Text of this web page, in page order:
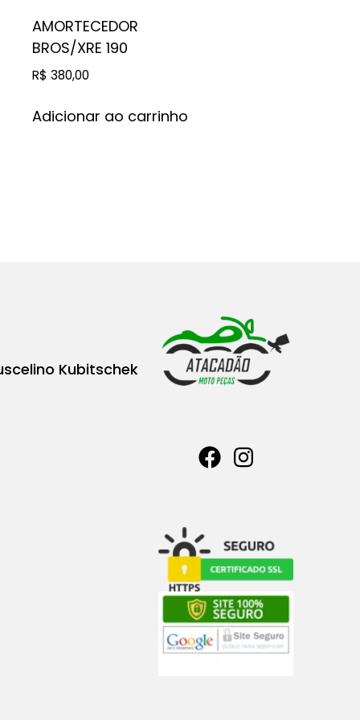
AMORTECEDOR
BROS/XRE 190
R$ 380,00
Adicionar ao carrinho
Kubitschek